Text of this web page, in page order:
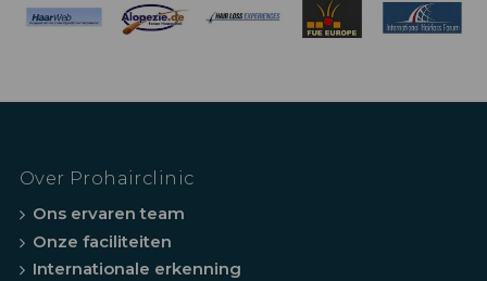
Over Prohairclinic
Ons ervaren team
Onze faciliteiten
Internationale erkenning